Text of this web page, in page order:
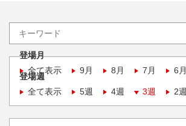
登場月
全て表示
9月 8月 7月 6月
登場週
全て表示
5週 4週 3週 2週